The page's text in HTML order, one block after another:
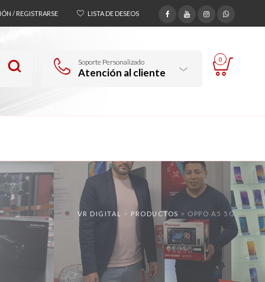
/ REGISTRARSE LISTA DE DESEOS
Soporte Personalizado
Atención al cliente
0
VR DIGITAL > PRODUCTOS > OPPO A5 5G